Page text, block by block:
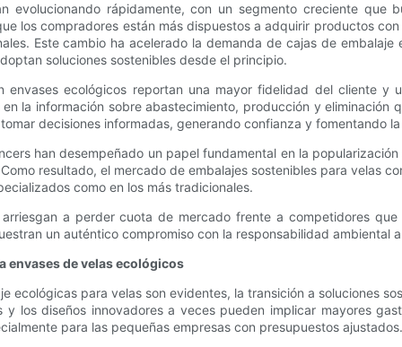
evolucionando rápidamente, con un segmento creciente
los compradores están más dispuestos a adquirir productos
Este cambio ha acelerado la demanda de cajas de
soluciones sostenibles desde el principio.
envases ecológicos reportan una mayor fidelidad del cliente y
la información sobre abastecimiento, producción y
decisiones informadas, generando confianza y fomentando
han desempeñado un papel fundamental en la
resultado, el mercado de embalajes sostenibles para velas
como en los más tradicionales.
a perder cuota de mercado frente a competidores
un auténtico compromiso con la responsabilidad ambiental
envases de velas ecológicos
ecológicas para velas son evidentes, la transición a soluciones
los diseños innovadores a veces pueden implicar mayores
para las pequeñas empresas con presupuestos ajustados.